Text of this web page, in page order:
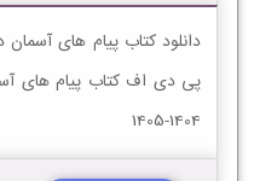
دانلود کتاب پیام های
پی دی اف کتاب پیام های
1404-1405